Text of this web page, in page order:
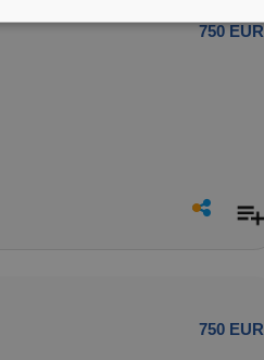
750 EUR
750 EUR